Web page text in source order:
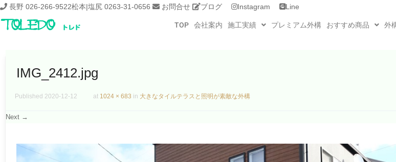
長野 026-266-9522松本|塩尻 0263-31-0656 お問合せ ブログ Instagram Line
TOP
会社案内 施工実績 プレミアム外構 おすすめ商品 外
IMG_2412.jpg
Published 2020-12-12 at 1024 × 683 in 大きなタイルテラスと照明が素敵な外構
Next →